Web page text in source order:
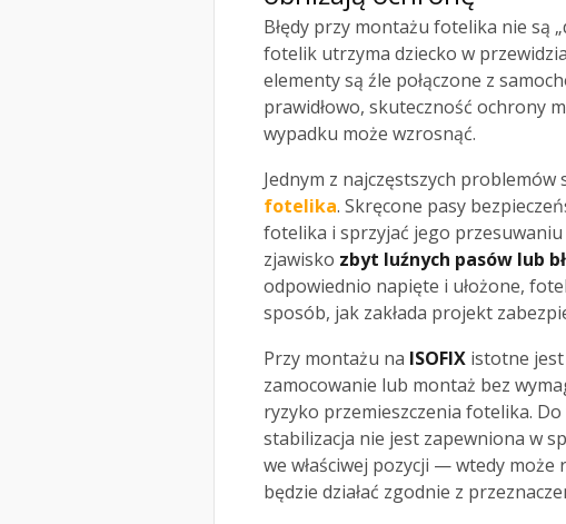
Błędy przy montażu fotelika nie są
fotelik utrzyma dziecko w
elementy są źle połączone z
prawidłowo, skuteczność ochrony
wypadku może wzrosnąć.
Jednym z najczęstszych problemów
fotelika. Skręcone pasy
fotelika i sprzyjać jego przesuwaniu
zjawisko zbyt luźnych pasów lub
odpowiednio napięte i ułożone,
sposób, jak zakłada projekt
Przy montażu na ISOFIX istotne jest
zamocowanie lub montaż bez
ryzyko przemieszczenia fotelika.
stabilizacja nie jest zapewniona w
we właściwej pozycji — wtedy
będzie działać zgodnie z